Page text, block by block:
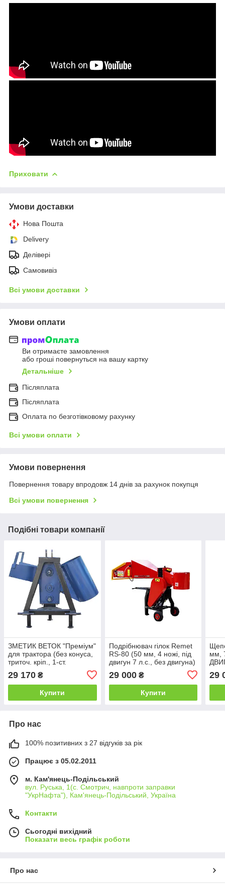
Приховати
Умови доставки
Нова Пошта
Delivery
Делівері
Самовивіз
Всі умови доставки
Умови оплати
Ви отримаєте замовлення
або гроші повернуться на вашу картку
Детальніше
Післяплата
Післяплата
Оплата по безготівковому рахунку
Всі умови оплати
Умови повернення
Повернення товару впродовж 14 днів за рахунок покупця
Всі умови повернення
Подібні товари компанії
ЗМЕТИК ВЕТОК "Преміум"
для трактора (без конуса,
триточ. кріп., 1-ст.
(діаметр до 50 мм)
29 170 ₴
Купити
Подрібнювач гілок Remet
RS-80 (50 мм, 4 ножі, під
двигун 7 л.с., без двигуна)
29 000₴
Купити
мм,
29
Про нас
100% позитивних з 27 відгуків за рік
Працює з 05.02.2011
м. Кам'янець-Подільський
вул. Руська, 1(с. Смотрич, навпроти заправки
"УкрНафта"), Кам'янець-Подільський, Україна
Контакти
Сьогодні вихідний
Показати весь графік роботи
Про нас